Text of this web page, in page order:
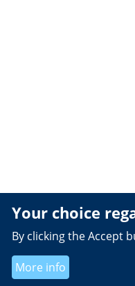
Your choice
By clicking the Accept
More info